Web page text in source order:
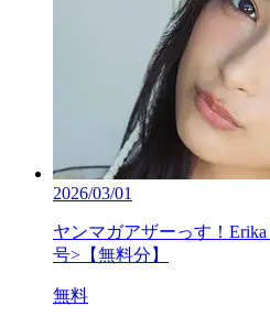
2026/03/01
ヤンマガアザーっす！
号>【無料分】
無料